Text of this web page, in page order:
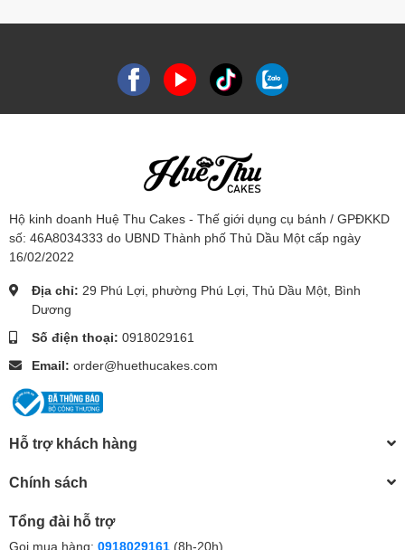
Hộ kinh doanh Huệ Thu Cakes - Thế giới dụng cụ bánh / GPĐKKD
số: 46A8034333 do UBND Thành phố Thủ Dầu Một cấp ngày
16/02/2022
Địa chỉ: 29 Phú Lợi, phường Phú Lợi, Thủ Dầu Một, Bình
Dương
Số điện thoại: 0918029161
Email: order@huethucakes.com
Hỗ trợ khách hàng
Chính sách
Tổng đài hỗ trợ
Gọi mua hàng: 0918029161 (8h-20h)